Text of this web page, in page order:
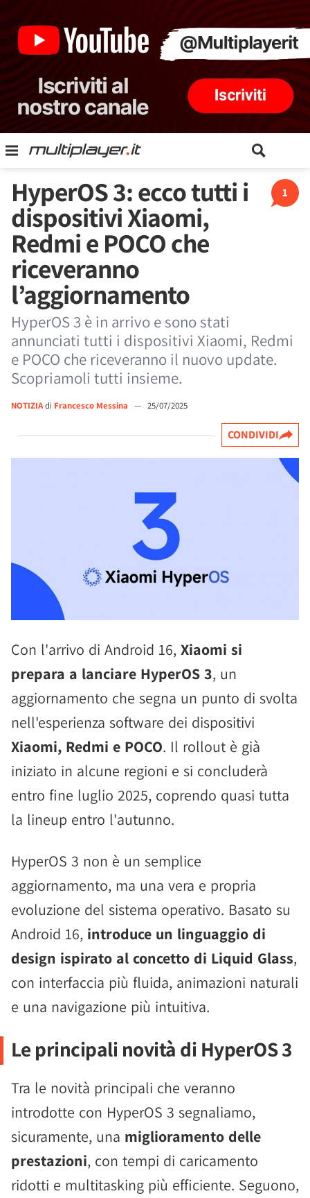
1
HyperOS 3: ecco tutti i
dispositivi Xiaomi,
Redmi e POCO che
riceveranno
l’aggiornamento
HyperOS 3 è in arrivo e sono stati
annunciati tutti i dispositivi Xiaomi, Redmi
e POCO che riceveranno il nuovo update.
Scopriamoli tutti insieme.
NOTIZIAdi Francesco Messina — 25/07/2025
CONDIVIDI
Con l'arrivo di Android 16, Xiaomi si
prepara a lanciare HyperOS 3, un
aggiornamento che segna un punto di svolta
nell'esperienza software dei dispositivi
Xiaomi, Redmi e POCO. Il rollout è già
iniziato in alcune regioni e si concluderà
entro fine luglio 2025, coprendo quasi tutta
la lineup entro l'autunno.
HyperOS 3 non è un semplice
aggiornamento, ma una vera e propria
evoluzione del sistema operativo. Basato su
Android 16, introduce un linguaggio di
design ispirato al concetto di Liquid Glass,
con interfaccia più fluida, animazioni naturali
e una navigazione più intuitiva.
Le principali novità di HyperOS 3
Tra le novità principali che veranno
introdotte con HyperOS 3 segnaliamo,
sicuramente, una miglioramento delle
prestazioni, con tempi di caricamento
ridotti e multitasking più efficiente. Seguono,